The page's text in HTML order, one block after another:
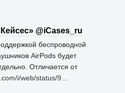
Твиттер «АйКейсес» ‏@iCases_ru
беспроводной
AirPods будет
Отличается от
i/web/status/9…